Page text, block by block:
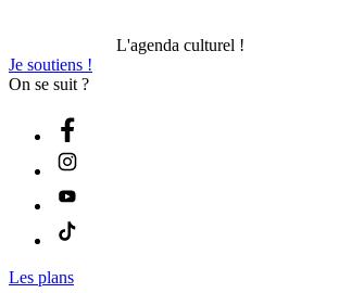
L'agenda culturel !
Je soutiens !
On se suit ?
Les plans